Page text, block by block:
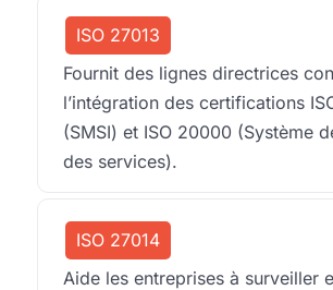
ISO 27013
Fournit des lignes directrices
l’intégration des certifications
(SMSI) et ISO 20000 (Système
des services).
ISO 27014
Aide les entreprises à surveiller